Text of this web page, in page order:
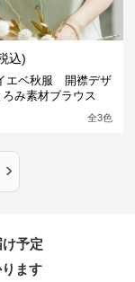
込)
エベ秋服 開襟デザ
み素材ブラウス
全3色
›
予定
ります